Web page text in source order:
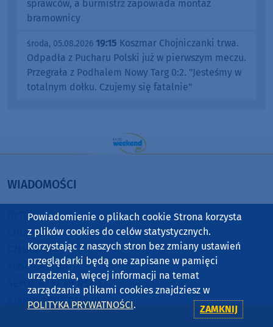
sprawców, a burmistrz zapowiada montaż
bramownicy
środa, 05.08.2026 19:15 Koszmar Chojniczanki trwa.
Odpadła z Pucharu Polski już w pierwszym meczu.
Przegrała z Podhalem Nowy Targ 0:2. "Jesteśmy w
totalnym dołku. Czujemy się fatalnie"
WIADOMOŚCI
BYTÓW
CHOJNICE
CZŁUCHÓW
KOŚCIERZYNA
SĘPÓLNO KRAJEŃSKIE
STAROGARD GDAŃSKI
Powiadomienie o plikach cookie Strona korzysta
z plików cookies do celów statystycznych.
Korzystając z naszych stron bez zmiany ustawień
przeglądarki będą one zapisane w pamięci
urządzenia, więcej informacji na temat
zarządzania plikami cookies znajdziesz w
POLITYKA PRYWATNOŚCI. ZAMKNIJ